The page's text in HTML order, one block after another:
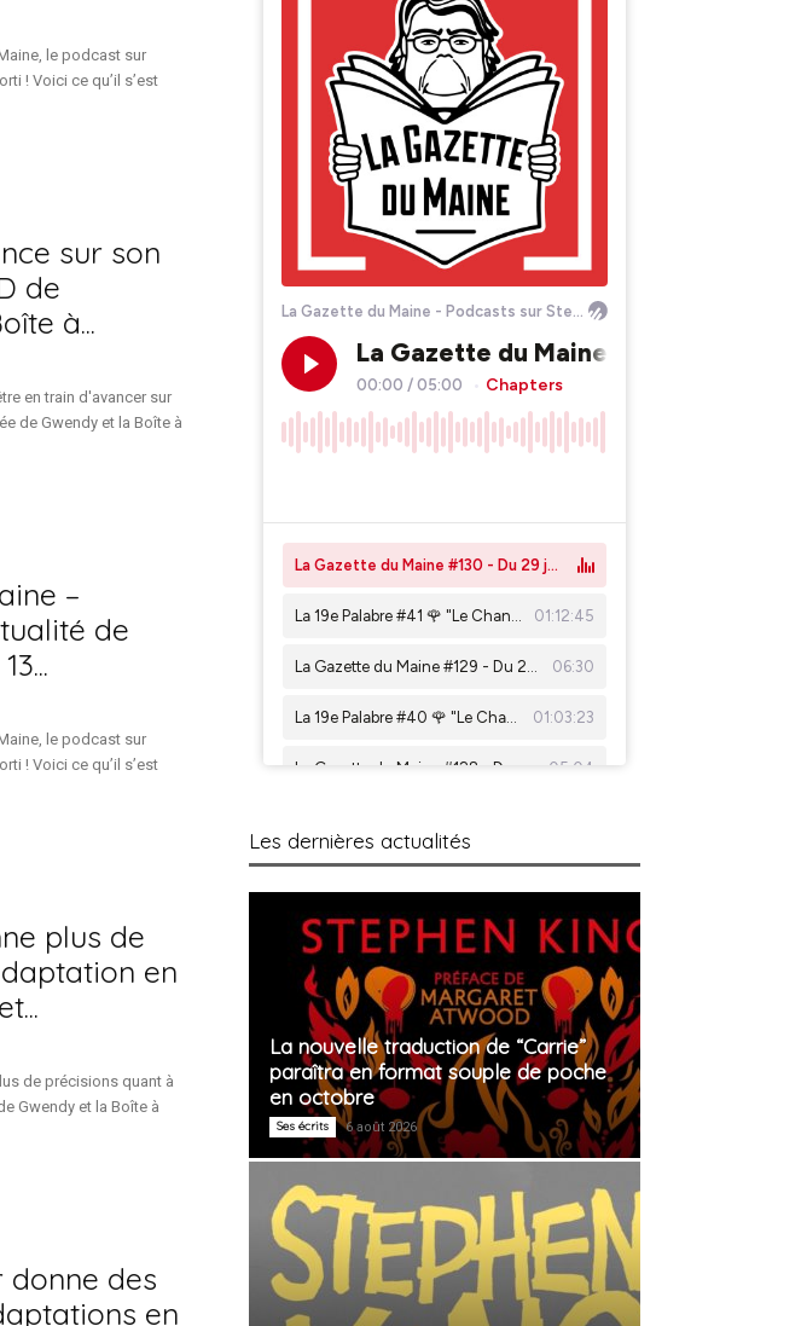
le podcast sur
! Voici ce qu’il s’est
sur son
de
à...
en train d'avancer sur
de Gwendy et la Boîte à
–
de
le podcast sur
! Voici ce qu’il s’est
plus de
en
de précisions quant à
Gwendy et la Boîte à
donne des
en
Les dernières actualités
La nouvelle traduction de “Carrie”
paraîtra en format souple de poche
en octobre
Ses écrits 6 août 2026